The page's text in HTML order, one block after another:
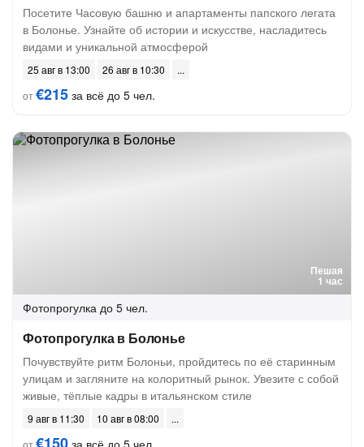
Посетите Часовую башню и апартаменты папского легата
в Болонье. Узнайте об истории и искусстве, насладитесь
видами и уникальной атмосферой
25 авг в 13:00
26 авг в 10:30
от€215 за всё до 5 чел.
Пешая
1 час
Фотопрогулка до 5 чел.
Фотопрогулка в Болонье
Почувствуйте ритм Болоньи, пройдитесь по её старинным
улицам и загляните на колоритный рынок. Увезите с собой
живые, тёплые кадры в итальянском стиле
9 авг в 11:30
10 авг в 08:00
от
за всё до 5 чел.